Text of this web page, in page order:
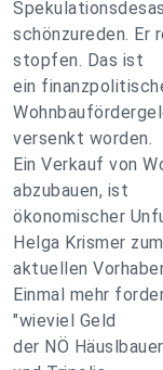
schönzureden. Er
stopfen. Das ist
ein
versenkt worden.
Ein Verkauf von
abzubauen, ist
ökonomischer
Helga Krismer zum
aktuellen
Einmal mehr
"wieviel Geld
der NÖ